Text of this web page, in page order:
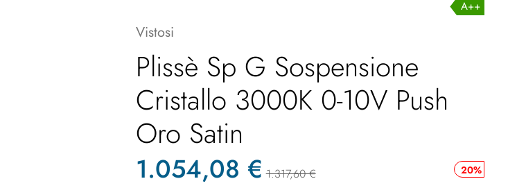
A++
Vistosi
Plissè Sp G Sospensione
Cristallo 3000K 0-10V Push
Oro Satin
20%
1.054,08 € 1.317,60 €